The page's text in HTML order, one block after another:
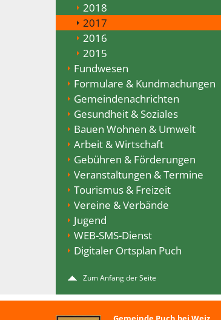
2018
2017
2016
2015
Fundwesen
Formulare & Kundmachungen
Gemeindenachrichten
Gesundheit & Soziales
Bauen Wohnen & Umwelt
Arbeit & Wirtschaft
Gebühren & Förderungen
Veranstaltungen & Termine
Tourismus & Freizeit
Vereine & Verbände
Jugend
WEB-SMS-Dienst
Digitaler Ortsplan Puch
Zum Anfang der Seite